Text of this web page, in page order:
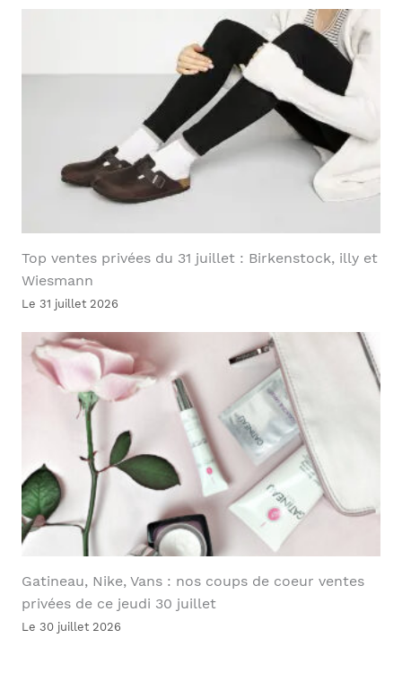
Top ventes privées du 31 juillet : Birkenstock, illy et
Wiesmann
Le 31 juillet 2026
Gatineau, Nike, Vans : nos coups de coeur ventes
privées de ce jeudi 30 juillet
Le 30 juillet 2026